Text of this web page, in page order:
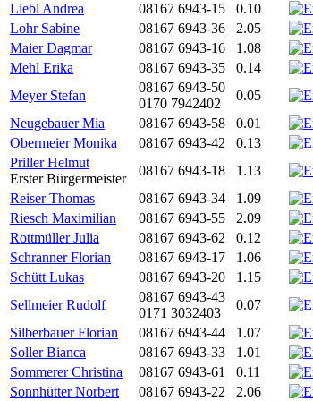
Liebl Andrea
08167 6943-15 0.10
Lohr Sabine
08167 6943-36 2.05
Maier Dagmar
08167 6943-16 1.08
Mehl Erika
08167 6943-35 0.14
Meyer Stefan
08167 6943-50
0170 7942402
0.05
Neugebauer Mia
08167 6943-58 0.01
Obermeier Monika
08167 6943-42 0.13
Priller Helmut
Erster Bürgermeister
08167 6943-18 1.13
Reiser Thomas
08167 6943-34 1.09
Riesch Maximilian
08167 6943-55 2.09
Rottmüller Julia
08167 6943-62 0.12
Schranner Florian
08167 6943-17 1.06
Schütt Lukas
08167 6943-20 1.15
Sellmeier Rudolf
08167 6943-43
0171 3032403
0.07
Silberbauer Florian
08167 6943-44 1.07
Soller Bianca
08167 6943-33 1.01
Sommerer Christina
08167 6943-61 0.11
Sonnhütter Norbert
08167 6943-22 2.06